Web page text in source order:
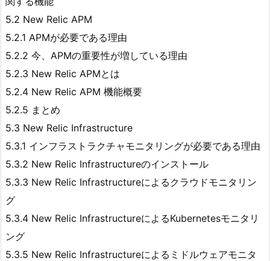
5.2 New Relic APM
5.2.1 APMが必要である理由
5.2.2 今、APMの重要性が増している理由
5.2.3 New Relic APMとは
5.2.4 New Relic APM 機能概要
5.2.5 まとめ
5.3 New Relic Infrastructure
5.3.1 インフラストラクチャモニタリングが必要である理由
5.3.2 New Relic Infrastructureのインストール
5.3.3 New Relic Infrastructureによるクラウドモニタリン
グ
5.3.4 New Relic InfrastructureによるKubernetesモニタリ
ング
5.3.5 New Relic Infrastructureによるミドルウェアモニタ